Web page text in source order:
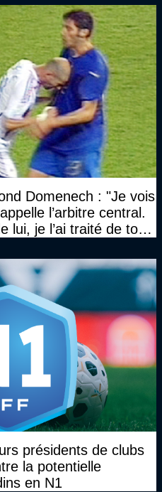
Domenech : "Je vois
l’arbitre central.
lui, je l’ai traité de tous
présidents de clubs
la potentielle
en N1